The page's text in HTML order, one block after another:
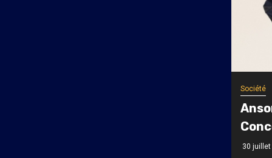
Société
30 juillet